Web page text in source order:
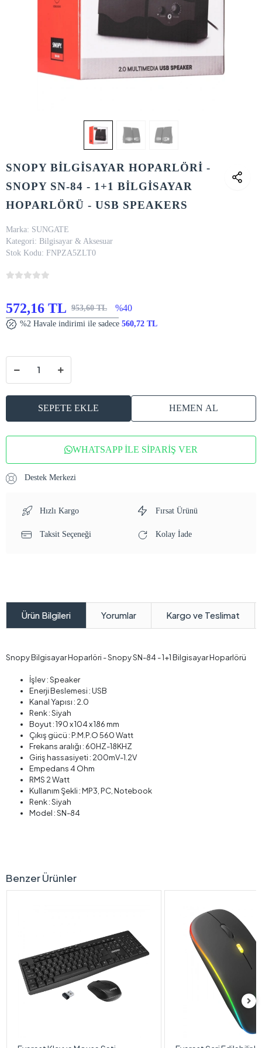
SNOPY BİLGİSAYAR HOPARLÖRİ -
SNOPY SN-84 - 1+1 BİLGİSAYAR
HOPARLÖRÜ - USB SPEAKERS
Marka: SUNGATE
Kategori: Bilgisayar & Aksesuar
Stok Kodu: FNPZA5ZLT0
572,16 TL 953,60 TL %40
%2 Havale indirimi ile sadece 560,72 TL
SEPETE EKLE HEMEN AL
WHATSAPP İLE SİPARİŞ VER
Destek Merkezi
Hızlı Kargo Fırsat Ürünü
Taksit Seçeneği Kolay İade
Ürün Bilgileri Yorumlar Kargo ve Teslimat
Snopy Bilgisayar Hoparlöri - Snopy SN-84 - 1+1 Bilgisayar Hoparlörü
İşlev : Speaker
Enerji Beslemesi : USB
Kanal Yapısı : 2.0
Renk : Siyah
Boyut : 190 x 104 x 186 mm
Çıkış gücü : P.M.P.O 560 Watt
Frekans aralığı : 60HZ-18KHZ
Giriş hassasiyeti : 200mV-1.2V
Empedans 4 Ohm
RMS 2 Watt
Kullanım Şekli : MP3, PC, Notebook
Renk : Siyah
Model : SN-84
Benzer Ürünler